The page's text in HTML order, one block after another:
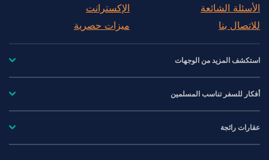
الأسئلة الشائعة
للاتصال بنا
الإكسترانت
ميزات حصرية
استكشف المزيد من الوجهات
أفكار للسفر تناسب المسلمين
عقارات رائجة